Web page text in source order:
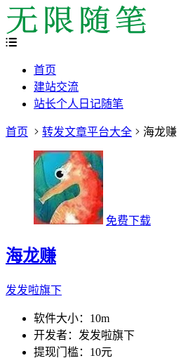
首页
建站交流
站长个人日记随笔
首页 转发文章平台大全 海龙赚
免费下载
海龙赚
发发啦旗下
软件大小： 10m
开发者： 发发啦旗下
提现门槛： 10元